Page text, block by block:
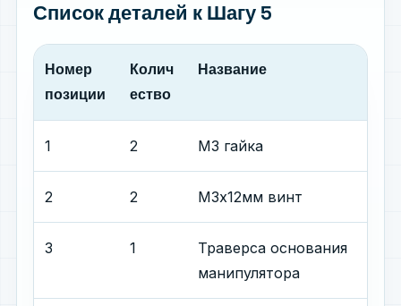
Список деталей к Шагу 5
Номер
позиции
Колич
ество
Название
1 2 М3 гайка
2 2 М3х12мм винт
3 1
Траверса основания
манипулятора